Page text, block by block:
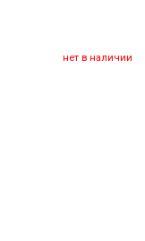
нет в наличии